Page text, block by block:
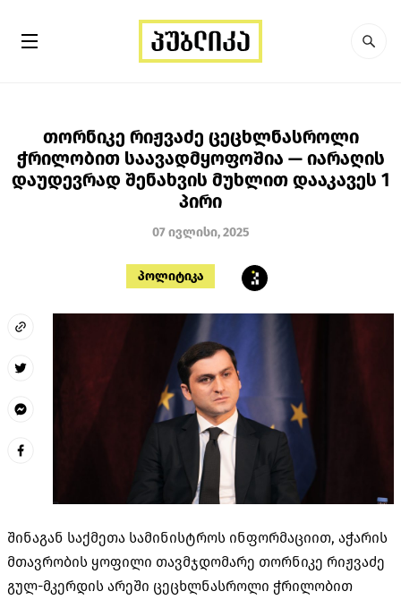
თორნიკე რიჟვაძე ცეცხლნასროლი
ჭრილობით საავადმყოფოშია — იარაღის
დაუდევრად შენახვის მუხლით დააკავეს 1
პირი
07 ივლისი, 2025
პოლიტიკა
შინაგან საქმეთა სამინისტროს ინფორმაციით, აჭარის
მთავრობის ყოფილი თავმჯდომარე თორნიკე რიჟვაძე
გულ-მკერდის არეში ცეცხლნასროლი ჭრილობით